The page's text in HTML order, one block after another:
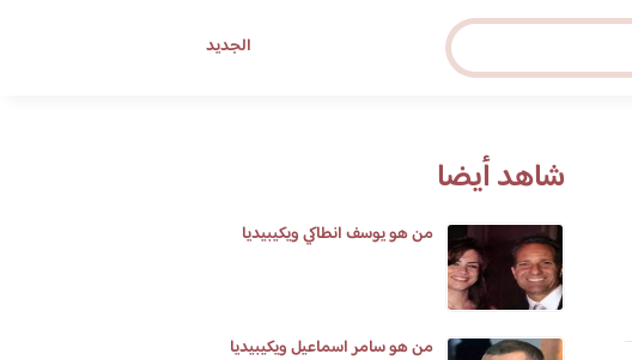
الجديد
شاهد أيضا
من هو يوسف انطاكي ويكيبيديا
من هو سامر اسماعيل ويكيبيديا